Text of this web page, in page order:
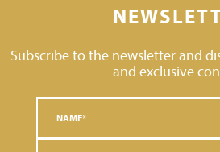
Subscribe to the newsletter and
and exclusive